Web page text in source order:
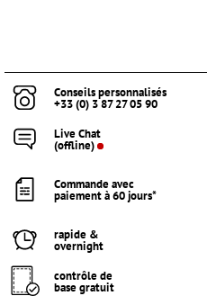
Conseils personnalisés
+33 (0) 3 87 27 05 90
Live Chat
(offline)
Commande avec
paiement à 60 jours*
rapide &
overnight
contrôle de
base gratuit